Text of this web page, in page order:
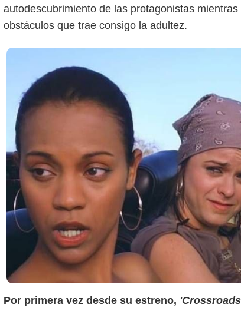
autodescubrimiento de las protagonistas
obstáculos que trae consigo la adultez.
Por primera vez desde su estreno,